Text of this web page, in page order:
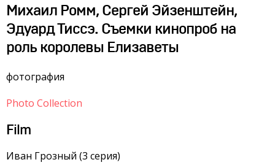
Михаил Ромм, Сергей Эйзенштейн,
Эдуард Тиссэ. Съемки кинопроб на
роль королевы Елизаветы
фотография
Photo Collection
Film
Иван Грозный (3 серия)